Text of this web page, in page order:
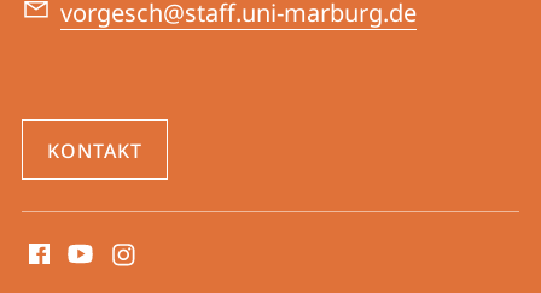
vorgesch@staff.uni-marburg.de
KONTAKT
Media